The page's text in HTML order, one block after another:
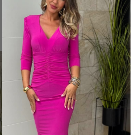
39.99 €